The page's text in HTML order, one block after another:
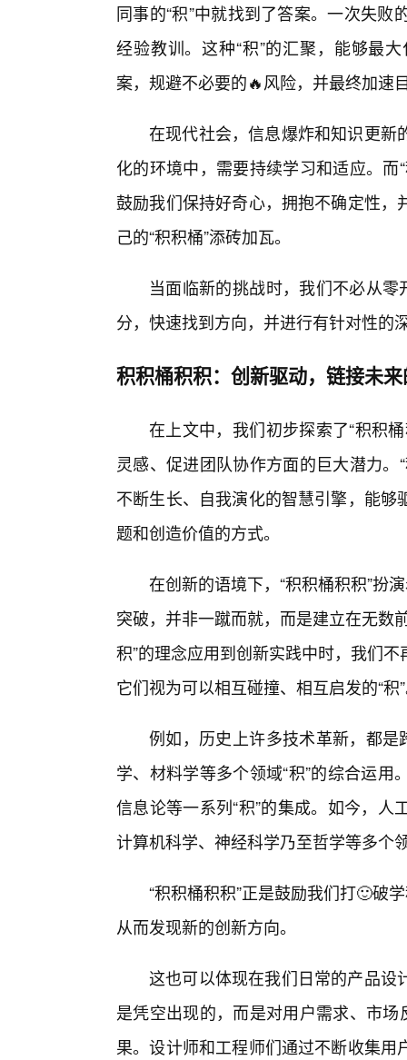
同事的“积”中就找到了答案。一次失
经验教训。这种“积”的汇聚，能够最
案，规避不必要的🔥风险，并最终加速
在现代社会，信息爆炸和知识更新
化的环境中，需要持续学习和适应。
鼓励我们保持好奇心，拥抱不确定性
己的“积积桶”添砖加瓦。
当面临新的挑战时，我们不必从
分，快速找到方向，并进行有针对性的
积积桶积积：创新驱动，链接未
在上文中，我们初步探索了“积积
灵感、促进团队协作方面的巨大潜力
不断生长、自我演化的智慧引擎，能
题和创造价值的方式。
在创新的语境下，“积积桶积积”扮
突破，并非一蹴而就，而是建立在无数
积”的理念应用到创新实践中时，我们
它们视为可以相互碰撞、相互启发的“积
例如，历史上许多技术革新，都是
学、材料学等多个领域“积”的综合运
信息论等一系列“积”的集成。如今，
计算机科学、神经科学乃至哲学等多个
“积积桶积积”正是鼓励我们打🙂破
从而发现新的创新方向。
这也可以体现在我们日常的产品设
是凭空出现的，而是对用户需求、市
果。设计师和工程师们通过不断收集